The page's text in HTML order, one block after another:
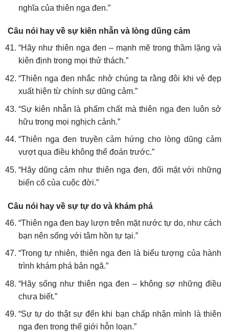
nghĩa của thiên nga đen.”
Câu nói hay về sự kiên nhẫn và lòng dũng cảm
“Hãy như thiên nga đen – mạnh mẽ trong thầm lặng và
kiên định trong mọi thử thách.”
“Thiên nga đen nhắc nhở chúng ta rằng đôi khi vẻ đẹp
xuất hiện từ chính sự dũng cảm.”
“Sự kiên nhẫn là phẩm chất mà thiên nga đen luôn sở
hữu trong mọi nghịch cảnh.”
“Thiên nga đen truyền cảm hứng cho lòng dũng cảm
vượt qua điều không thể đoán trước.”
“Hãy dũng cảm như thiên nga đen, đối mặt với những
biến cố của cuộc đời.”
Câu nói hay về sự tự do và khám phá
“Thiên nga đen bay lượn trên mặt nước tự do, như cách
bạn nên sống với tâm hồn tự tại.”
“Trong tự nhiên, thiên nga đen là biểu tượng của hành
trình khám phá bản ngã.”
“Hãy sống như thiên nga đen – không sợ những điều
chưa biết.”
“Sự tự do thật sự đến khi bạn chấp nhận mình là thiên
nga đen trong thế giới hỗn loạn.”